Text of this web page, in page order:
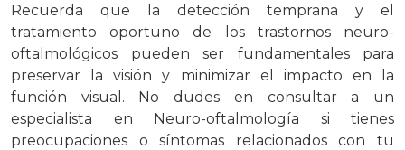
Recuerda que la detección temprana y el
tratamiento oportuno de los trastornos neuro-
oftalmológicos pueden ser fundamentales para
preservar la visión y minimizar el impacto en la
función visual. No dudes en consultar a un
especialista en Neuro-oftalmología si tienes
preocupaciones o síntomas relacionados con tu